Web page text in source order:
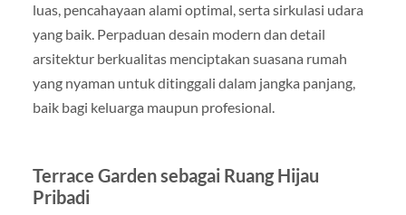
luas, pencahayaan alami optimal, serta sirkulasi udara
yang baik. Perpaduan desain modern dan detail
arsitektur berkualitas menciptakan suasana rumah
yang nyaman untuk ditinggali dalam jangka panjang,
baik bagi keluarga maupun profesional.
Terrace Garden sebagai Ruang Hijau
Pribadi